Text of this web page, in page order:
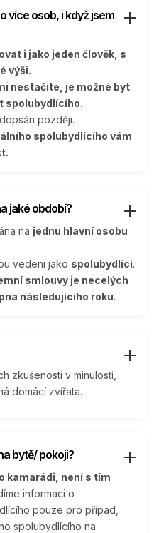
více osob, i když jsem
i jako jeden člověk, s
výši.
nestačíte, je možné byt
spolubydlícího.
později.
spolubydlícího vám
jaké období?
na jednu hlavní osobu
vedeni jako spolubydlící.
smlouvy je necelých
následujícího roku.
zkušeností v minulosti,
domácí zvířata.
bytě/ pokoji?
kamarádi, není s tím
informaci o
pouze pro případ,
spolubydlícího na